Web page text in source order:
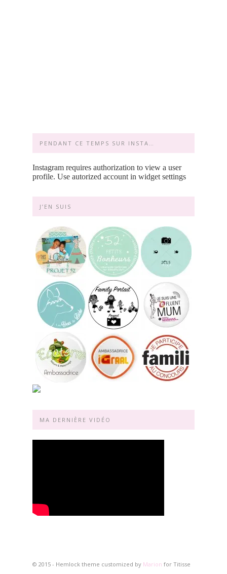
PENDANT CE TEMPS SUR INSTA…
Instagram requires authorization to view a user
profile. Use autorized account in widget settings
J’EN SUIS
MA DERNIÈRE VIDÉO
© 2015 - Hemlock theme customized by Marion for Titisse